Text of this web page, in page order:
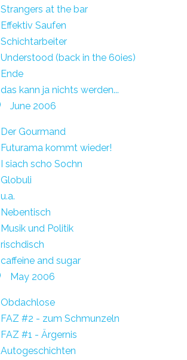
Strangers at the bar
Effektiv Saufen
Schichtarbeiter
Understood (back in the 60ies)
Ende
das kann ja nichts werden...
June 2006
Der Gourmand
Futurama kommt wieder!
I siach scho Sochn
Globuli
u.a.
Nebentisch
Musik und Politik
rischdisch
caffeine and sugar
May 2006
Obdachlose
FAZ #2 - zum Schmunzeln
FAZ #1 - Ärgernis
Autogeschichten